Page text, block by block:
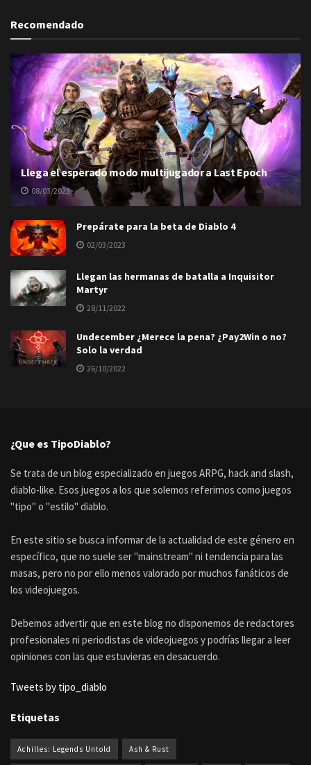
Recomendado
Llega el esperado modo multijugador a Last Epoch
08/03/2023
Prepárate para la beta de Diablo 4
02/03/2023
Llegan las hermanas de batalla a Inquisitor
Martyr
28/11/2022
Undecember ¿Merece la pena? ¿Pay2Win o no?
Solo la verdad
26/10/2022
¿Que es TipoDiablo?
Se trata de un blog especializado en juegos ARPG, hack and slash,
diablo-like. Esos juegos a los que solemos referirnos como juegos
"tipo" o "estilo" diablo.
En este sitio se busca informar de la actualidad de este género en
específico, que no suele ser "mainstream" ni tendencia para las
masas, pero no por ello menos valorado por muchos fanáticos de
los videojuegos.
Debemos advertir que en este blog no disponemos de redactores
profesionales ni periodistas de videojuegos y podrías llegar a leer
opiniones con las que estuvieras en desacuerdo.
Tweets by tipo_diablo
Etiquetas
Achilles: Legends Untold Ash & Rust